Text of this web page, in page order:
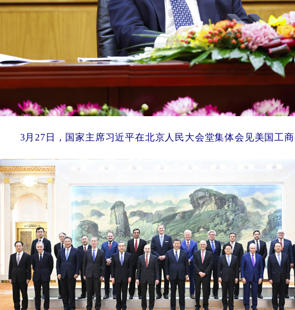
3月27日，国家主席习近平在北京人民大会堂集体会见美国工